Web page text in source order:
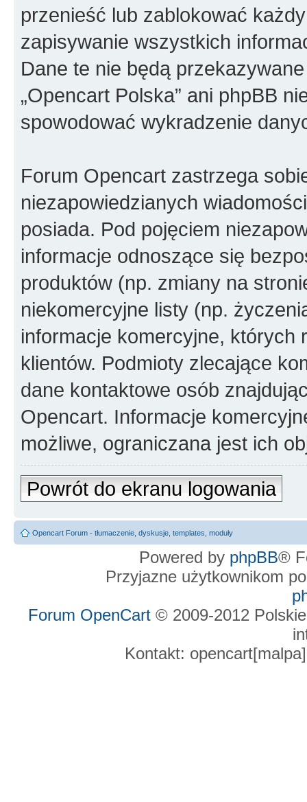
przenieść lub zablokować
zapisywanie wszystkich
Dane te nie będą
„Opencart Polska” ani phpBB
spowodować wykradzenie
Forum Opencart zastrzega
niezapowiedzianych
posiada. Pod pojęciem
informacje odnoszące się
produktów (np. zmiany na
niekomercyjne listy (np.
informacje komercyjne, których
klientów. Podmioty zlecające
dane kontaktowe osób
Opencart. Informacje
możliwe, ograniczana jest ich
Powrót do ekranu logowania
Opencart Forum - tłumaczenie, dyskusje, templates, moduły
Powered by phpBB®
Przyjazne użytkownikom
Forum OpenCart © 2009-2012
Kontakt: